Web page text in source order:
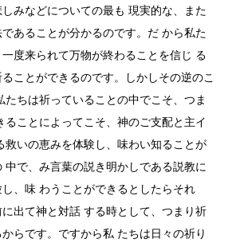
みなどについての最も 現実的な、また
あることが分かるのです。だ から私た
度来られて万物が終わることを信じ る
ことができるのです。しかしその逆のこ
たちは祈っていることの中でこそ、つま
ることによってこそ、神のご支配と主イ
救いの恵みを体験し、味わい知ることが
中で、み言葉の説き明かしである説教に
、味 わうことができるとしたらそれ
出て神と対話 する時として、つまり祈
らです。ですから私 たちは日々の祈り